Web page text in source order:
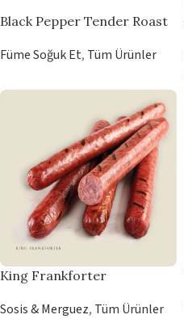
Black Pepper Tender Roast
Füme Soğuk Et, Tüm Ürünler
King Frankforter
Sosis & Merguez, Tüm Ürünler